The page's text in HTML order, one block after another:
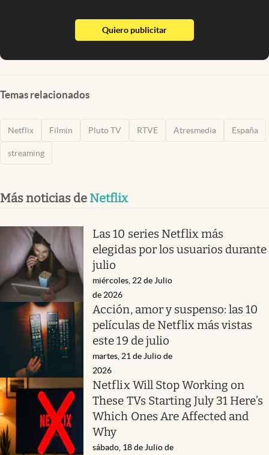
Quiero publicitarabre en nueva pestaña
Temas relacionados
Netflix Filmin Pluto TV RTVE Atresmedia España
streaming
Más noticias de Netflix
Las 10 series Netflix más
elegidas por los usuarios durante
julio
miércoles, 22 de Julio
de 2026
Acción, amor y suspenso: las 10
películas de Netflix más vistas
este 19 de julio
martes, 21 de Julio de
2026
Netflix Will Stop Working on
These TVs Starting July 31 Here’s
Which Ones Are Affected and
Why
sábado, 18 de Julio de